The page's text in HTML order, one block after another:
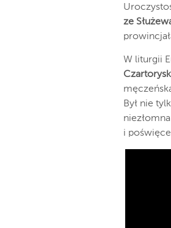
ze
W liturgii
Był nie
i